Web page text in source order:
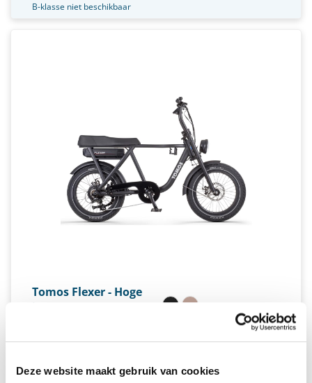
Deze website maakt gebruik van cookies
B-klasse niet beschikbaar
Tomos Flexer - Hoge